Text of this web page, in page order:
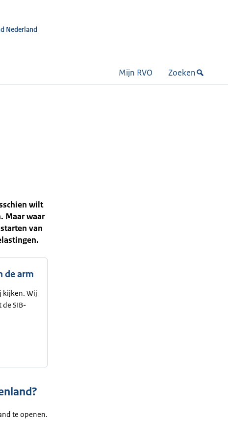
Nederland
Mijn RVO Zoeken
wilt
Maar waar
van
de arm
kijken. Wij
de SIB-
te openen.